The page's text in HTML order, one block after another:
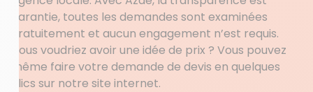
garantie, toutes les demandes sont examinées
gratuitement et aucun engagement n’est requis.
Vous voudriez avoir une idée de prix ? Vous pouvez
même faire votre demande de devis en quelques
clics sur notre site internet.